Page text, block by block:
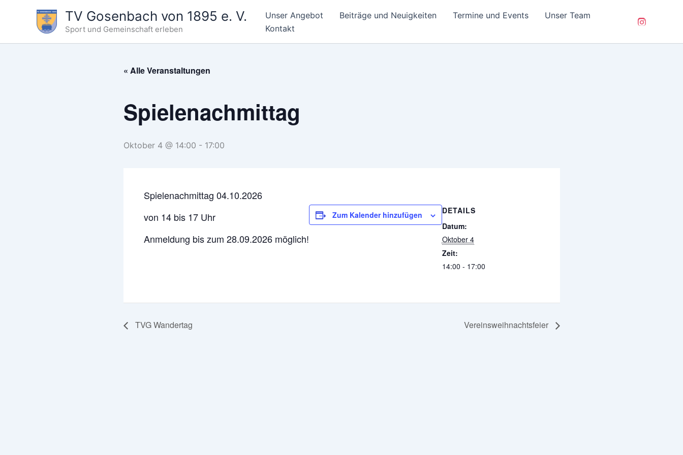
TV Gosenbach von 1895 e. V.
Sport und Gemeinschaft erleben
Unser Angebot Beiträge und Neuigkeiten Termine und Events
Unser Team
Kontakt
« Alle Veranstaltungen
Spielenachmittag
Oktober 4 @ 14:00 - 17:00
Spielenachmittag 04.10.2026
von 14 bis 17 Uhr
Anmeldung bis zum 28.09.2026 möglich!
Zum Kalender hinzufügen
DETAILS
Datum:
Oktober 4
Zeit:
14:00 - 17:00
TVG Wandertag Vereinsweihnachtsfeier